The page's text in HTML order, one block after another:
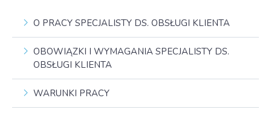
O PRACY SPECJALISTY DS. OBSŁUGI KLIENTA
OBOWIĄZKI I WYMAGANIA SPECJALISTY DS.
OBSŁUGI KLIENTA
WARUNKI PRACY